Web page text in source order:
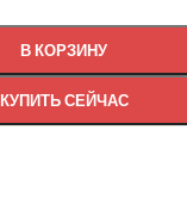
В КОРЗИНУ
КУПИТЬ СЕЙЧАС